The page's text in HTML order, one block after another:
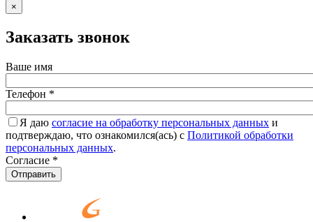
×
Заказать звонок
Ваше имя
Телефон *
Я даю согласие на обработку персональных данных и
подтверждаю, что ознакомился(ась) с Политикой обработки
персональных данных.
Согласие *
Отправить